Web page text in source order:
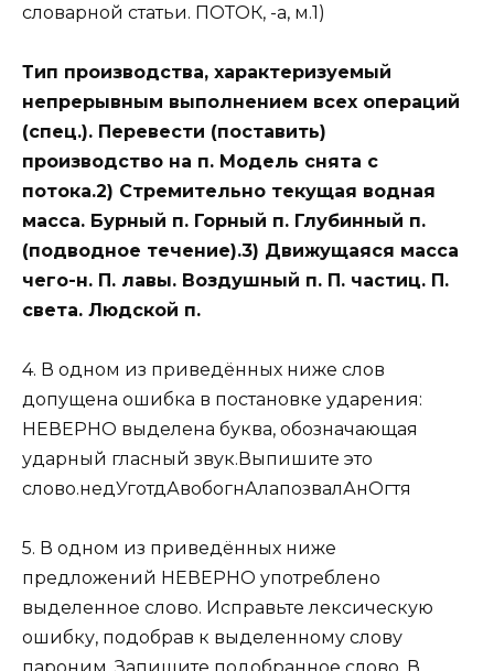
словарной статьи. ПОТОК, -а, м.1)
Тип производства, характеризуемый
непрерывным выполнением всех операций
(спец.). Перевести (поставить)
производство на п. Модель снята с
потока.2) Стремительно текущая водная
масса. Бурный п. Горный п. Глубинный п.
(подводное течение).3) Движущаяся масса
чего-н. П. лавы. Воздушный п. П. частиц. П.
света. Людской п.
4. В одном из приведённых ниже слов
допущена ошибка в постановке ударения:
НЕВЕРНО выделена буква, обозначающая
ударный гласный звук.Выпишите это
слово.недУготдАвобогнАлапозвалАнОгтя
5. В одном из приведённых ниже
предложений НЕВЕРНО употреблено
выделенное слово. Исправьте лексическую
ошибку, подобрав к выделенному слову